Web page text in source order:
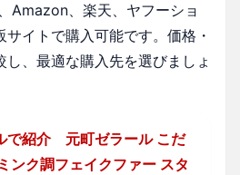
Amazon、楽天、ヤフーショ
イトで購入可能です。価格・
、最適な購入先を選びましょ
で紹介 元町ゼラール こだ
ンク調フェイクファー スタ